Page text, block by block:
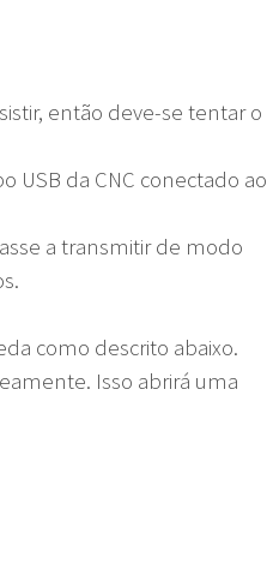
então deve-se tentar o
USB da CNC conectado ao
a transmitir de modo
como descrito abaixo.
Isso abrirá uma